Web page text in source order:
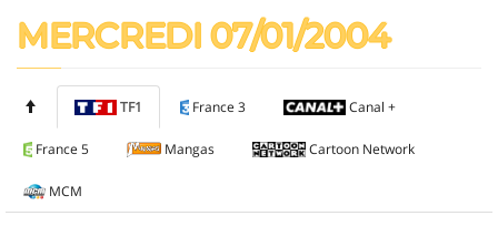
MERCREDI 07/01/2004
TF1 France 3 Canal +
France 5 Mangas Cartoon Network
MCM